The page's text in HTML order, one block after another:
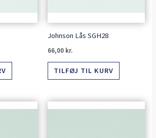
Johnson Lås SGH28
66,00 kr.
TILFØJ TIL KURV